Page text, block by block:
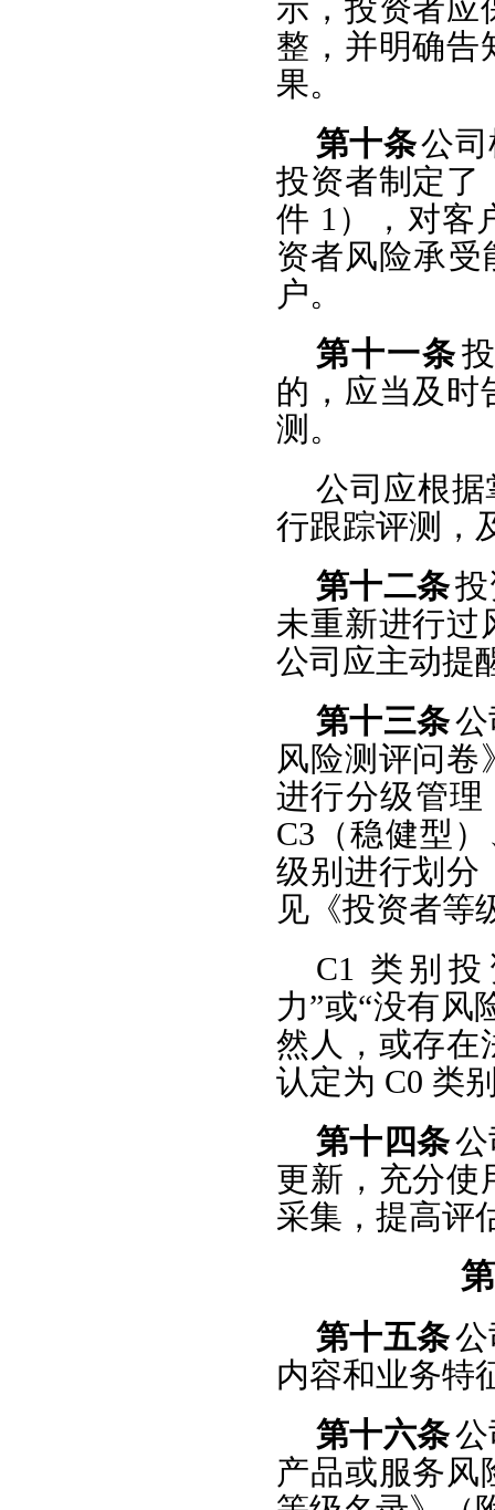
示，投资者应
整，并明确告
果。
第十条公
投资者制定了
件 1），对客
资者风险承受
户。
第十一条
的，应当及时
测。
公司应根
行跟踪评测，
第十二条
未重新进行过
公司应主动提
第十三条
风险测评问卷
进行分级管理
C3（稳健型
级别进行划分
见《投资者等
C1 类别
力”或“没有风
然人，或存在
认定为 C0 类
第十四条
更新，充分使
采集，提高评
第十五条
内容和业务特
第十六条
产品或服务风